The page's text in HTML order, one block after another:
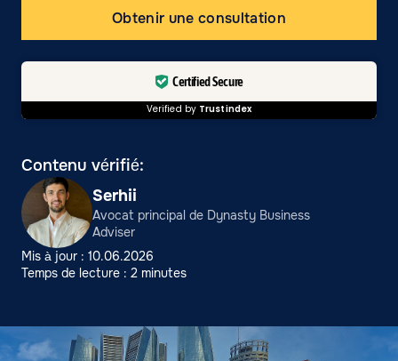
Obtenir une consultation
Certified Secure
Verified by Trustindex
Contenu vérifié:
Serhii
Avocat principal de Dynasty Business
Adviser
Mis à jour : 10.06.2026
Temps de lecture : 2 minutes